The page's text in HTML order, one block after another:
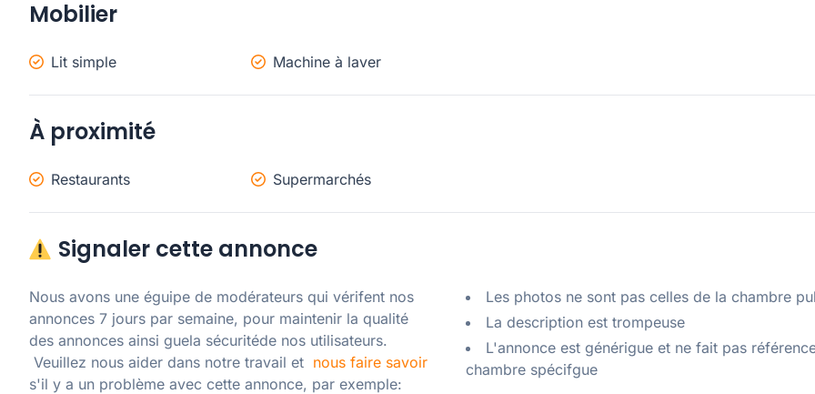
Mobilier
Lit simple Machine à laver
À proximité
Restaurants Supermarchés
Signaler cette annonce
Nous avons une éguipe de modérateurs qui vérifent nos
annonces 7 jours par semaine, pour maintenir la qualité
des annonces ainsi guela sécuritéde nos utilisateurs.
Veuillez nous aider dans notre travail et nous faire savoir
s'il y a un problème avec cette annonce, par exemple:
Les photos ne sont pas celles de la chambre
La description est trompeuse
L'annonce est générigue et ne fait pas
chambre spécifgue